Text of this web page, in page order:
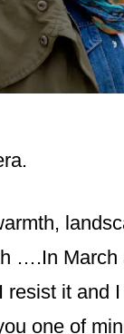
….In March
resist it and
one of